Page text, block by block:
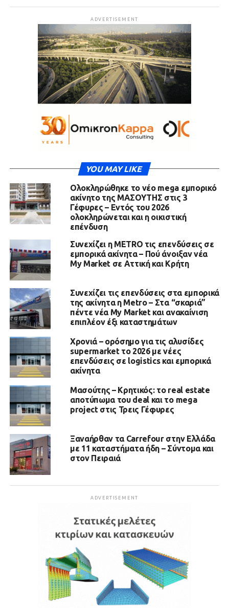
ADVERTISEMENT
YOU MAY LIKE
Ολοκληρώθηκε το νέο mega εμπορικό
ακίνητο της ΜΑΣΟΥΤΗΣ στις 3
Γέφυρες – Εντός του 2026
ολοκληρώνεται και η οικιστική
επένδυση
Συνεχίζει η METRO τις επενδύσεις σε
εμπορικά ακίνητα – Πού άνοιξαν νέα
My Market σε Αττική και Κρήτη
Συνεχίζει τις επενδύσεις στα εμπορικά
της ακίνητα η Metro – Στα “σκαριά”
πέντε νέα My Market και ανακαίνιση
επιπλέον έξι καταστημάτων
Χρονιά – ορόσημο για τις αλυσίδες
supermarket το 2026 με νέες
επενδύσεις σε logistics και εμπορικά
ακίνητα
Μασούτης – Κρητικός: το real estate
αποτύπωμα του deal και το mega
project στις Τρεις Γέφυρες
Ξαναήρθαν τα Carrefour στην Ελλάδα
με 11 καταστήματα ήδη – Σύντομα και
στον Πειραιά
ADVERTISEMENT